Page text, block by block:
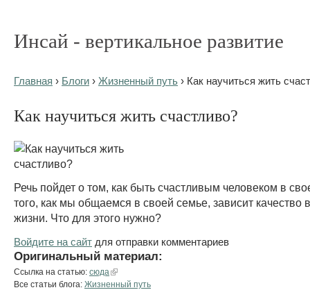
Инсай - вертикальное развитие
Главная › Блоги › Жизненный путь › Как научиться жить
Как научиться жить счастливо?
Речь пойдет о том, как быть счастливым человеком в
того, как мы общаемся в своей семье, зависит качество
жизни. Что для этого нужно?
Войдите на сайт для отправки комментариев
Оригинальный материал:
Ссылка на статью: сюда
Все статьи блога: Жизненный путь